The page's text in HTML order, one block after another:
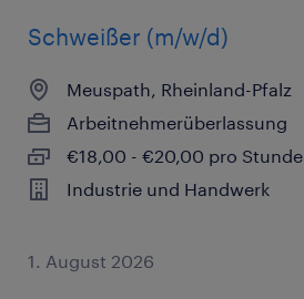
Schweißer (m/w/d)
Meuspath, Rheinland-Pfalz
Arbeitnehmerüberlassung
€18,00 - €20,00 pro Stunde
Industrie und Handwerk
1. August 2026